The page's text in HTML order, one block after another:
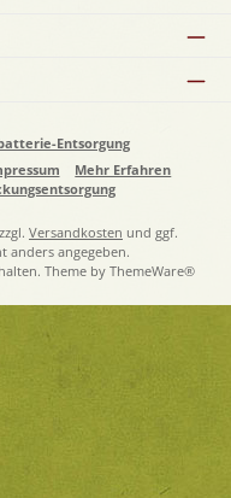
Entsorgung
Mehr Erfahren
Versandkosten und ggf.
anders angegeben.
Theme by ThemeWare®